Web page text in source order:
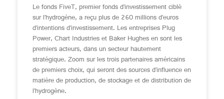
Le fonds FiveT, premier fonds d’investissement ciblé
sur l’hydrogène, a reçu plus de 260 millions d’euros
d’intentions d’investissement. Les entreprises Plug
Power, Chart Industries et Baker Hughes en sont les
premiers acteurs, dans un secteur hautement
stratégique. Zoom sur les trois partenaires américains
de premiers choix, qui seront des sources d’influence en
matière de production, de stockage et de distribution de
l’hydrogène.